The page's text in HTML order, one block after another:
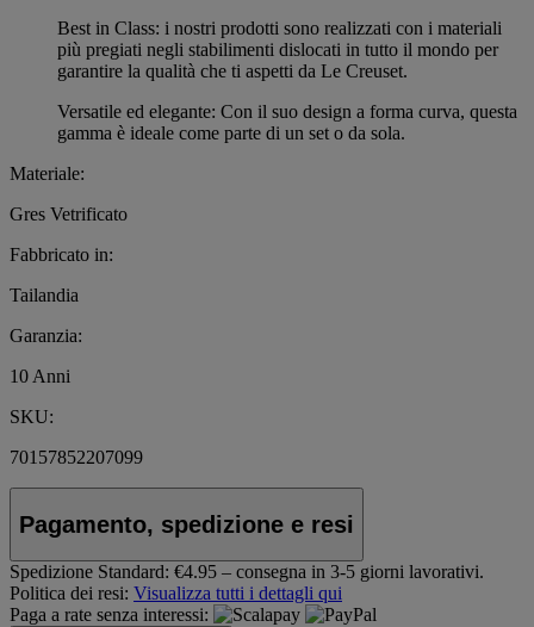
Best in Class: i nostri prodotti sono realizzati con i materiali
più pregiati negli stabilimenti dislocati in tutto il mondo per
garantire la qualità che ti aspetti da Le Creuset.
Versatile ed elegante: Con il suo design a forma curva, questa
gamma è ideale come parte di un set o da sola.
Materiale:
Gres Vetrificato
Fabbricato in:
Tailandia
Garanzia:
10 Anni
SKU:
70157852207099
Pagamento, spedizione e resi
Spedizione Standard: €4.95 – consegna in 3-5 giorni lavorativi.
Politica dei resi: Visualizza tutti i dettagli qui
Paga a rate senza interessi: